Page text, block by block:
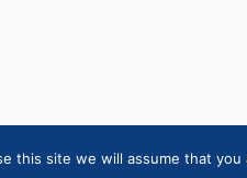
this site we will assume that you